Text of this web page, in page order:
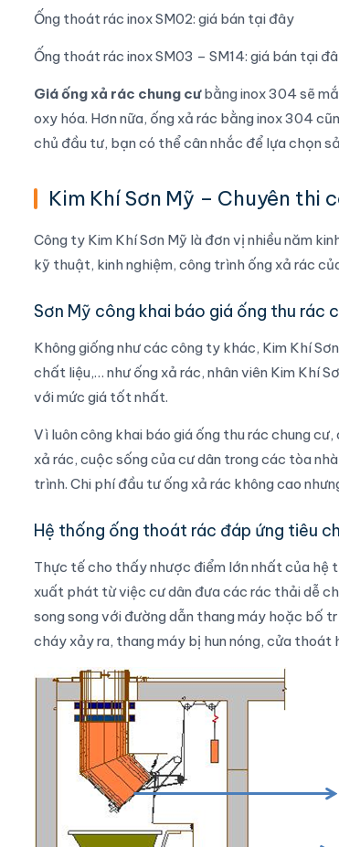
Ống thoát rác inox SM02: giá bán tại đây
Ống thoát rác inox SM03 – SM14: giá bán tại
Giá ống xả rác chung cưbằng inox 304 sẽ
oxy hóa. Hơn nữa, ống xả rác bằng inox 304
chủ đầu tư, bạn có thể cân nhắc để lựa chọn
Kim Khí Sơn Mỹ – Chuyên
Công ty Kim Khí Sơn Mỹ là đơn vị nhiều năm
kỹ thuật, kinh nghiệm, công trình ống xả rác
Sơn Mỹ công khai báo giá ống thu rác
Không giống như các công ty khác, Kim Khí
chất liệu,… như ống xả rác, nhân viên Kim Khí
với mức giá tốt nhất.
Vì luôn công khai báo giá ống thu rác chung
xả rác, cuộc sống của cư dân trong các tòa
trình. Chi phí đầu tư ống xả rác không cao
Hệ thống ống thoát rác đáp ứng tiêu
Thực tế cho thấy nhược điểm lớn nhất của hệ
xuất phát từ việc cư dân đưa các rác thải dễ
song song với đường dẫn thang máy hoặc bố
cháy xảy ra, thang máy bị hun nóng, cửa thoát